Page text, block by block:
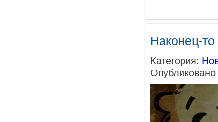
Наконец-
Категория: